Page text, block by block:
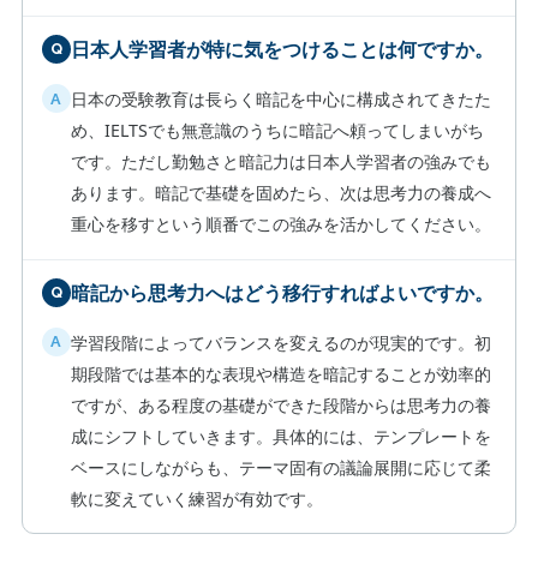
日本人学習者が特に気をつけることは何ですか。
日本の受験教育は長らく暗記を中心に構成されてきたた
め、IELTSでも無意識のうちに暗記へ頼ってしまいがち
です。ただし勤勉さと暗記力は日本人学習者の強みでも
あります。暗記で基礎を固めたら、次は思考力の養成へ
重心を移すという順番でこの強みを活かしてください。
暗記から思考力へはどう移行すればよいですか。
学習段階によってバランスを変えるのが現実的です。初
期段階では基本的な表現や構造を暗記することが効率的
ですが、ある程度の基礎ができた段階からは思考力の養
成にシフトしていきます。具体的には、テンプレートを
ベースにしながらも、テーマ固有の議論展開に応じて柔
軟に変えていく練習が有効です。